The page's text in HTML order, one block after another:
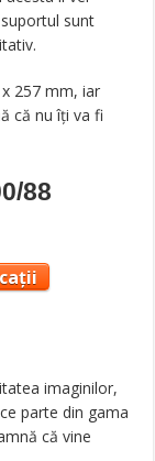
sunt
257 mm, iar
că nu îți va fi
88
imaginilor,
parte din gama
că vine